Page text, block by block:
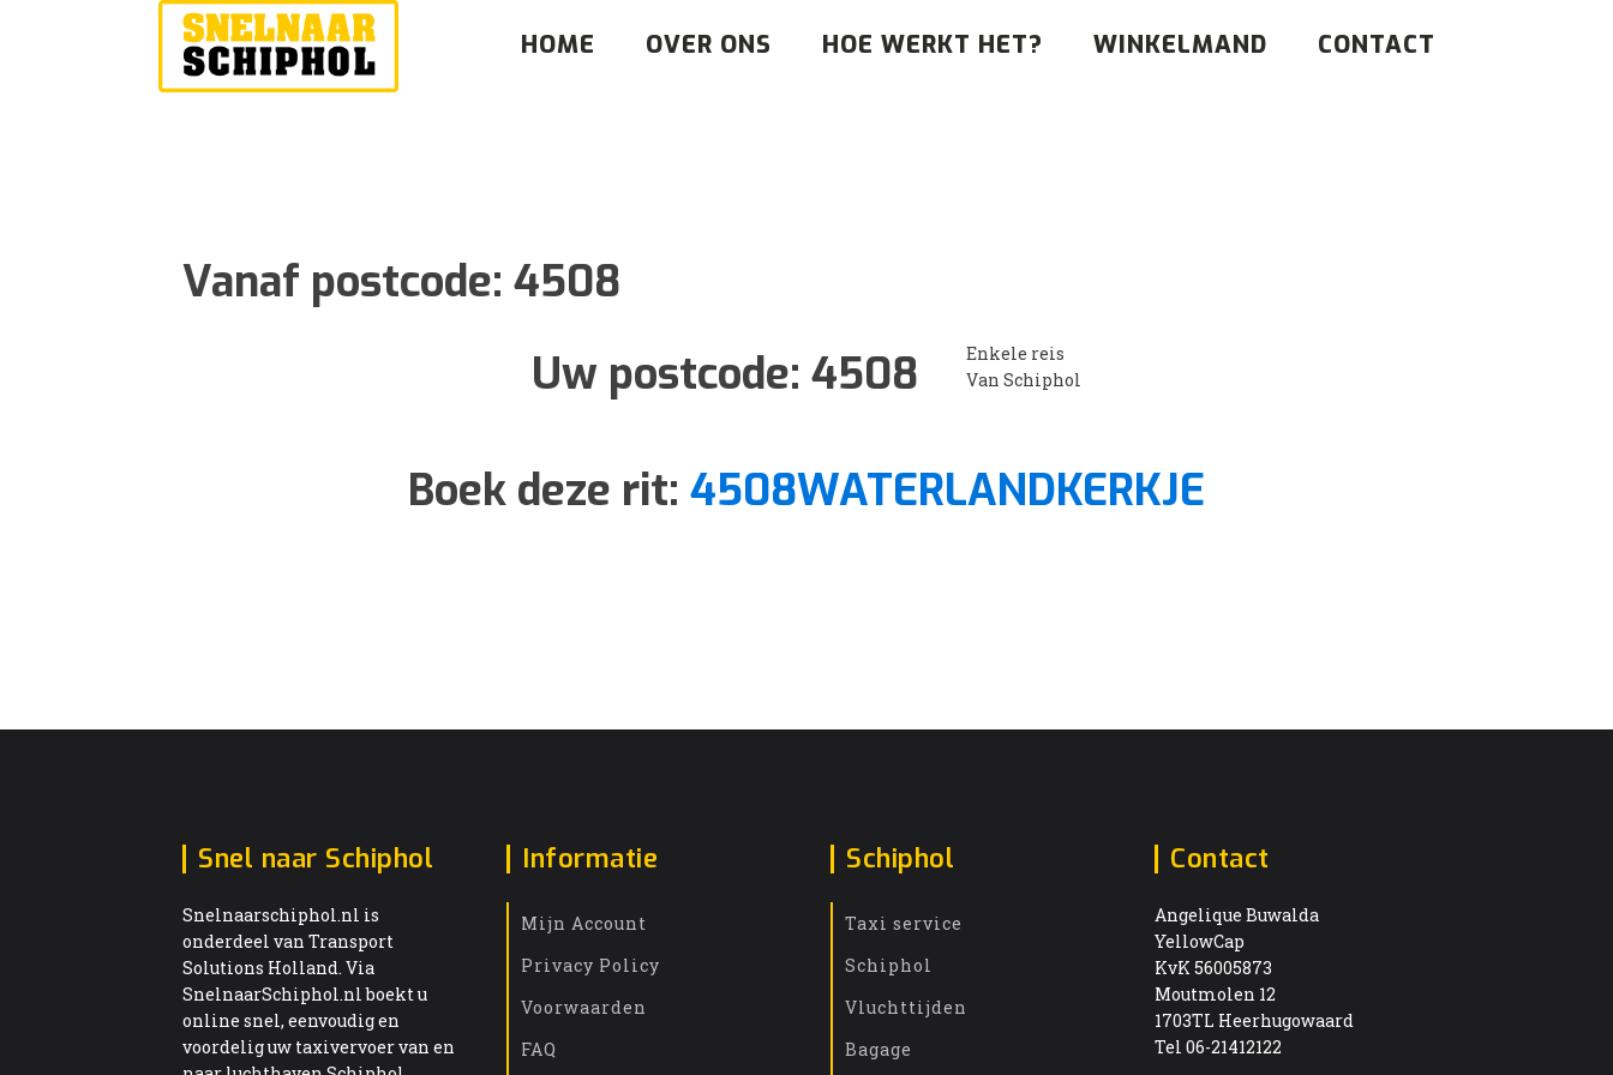
HOME OVER ONS HOE WERKT HET? WINKELMAND CONTACT
Vanaf postcode: 4508
Uw postcode: 4508
Enkele reis
Van Schiphol
Boek deze rit: 4508WATERLANDKERKJE
Snel naar Schiphol
Snelnaarschiphol.nl is
onderdeel van Transport
Solutions Holland. Via
SnelnaarSchiphol.nl boekt u
online snel, eenvoudig en
voordelig uw taxivervoer van en
Informatie
Mijn Account
Privacy Policy
Voorwaarden
FAQ
Schiphol
Taxi service
Schiphol
Vluchttijden
Bagage
Contact
Angelique Buwalda
YellowCap
KvK 56005873
Moutmolen 12
1703TL Heerhugowaard
Tel 06-21412122